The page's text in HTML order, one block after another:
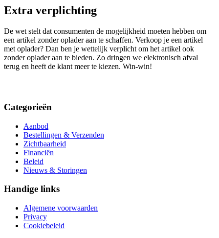
Extra verplichting
De wet stelt dat consumenten de mogelijkheid moeten hebben om
een artikel zonder oplader aan te schaffen. Verkoop je een artikel
met oplader? Dan ben je wettelijk verplicht om het artikel ook
zonder oplader aan te bieden. Zo dringen we elektronisch afval
terug en heeft de klant meer te kiezen. Win-win!
Categorieën
Aanbod
Bestellingen & Verzenden
Zichtbaarheid
Financiën
Beleid
Nieuws & Storingen
Handige links
Algemene voorwaarden
Privacy
Cookiebeleid